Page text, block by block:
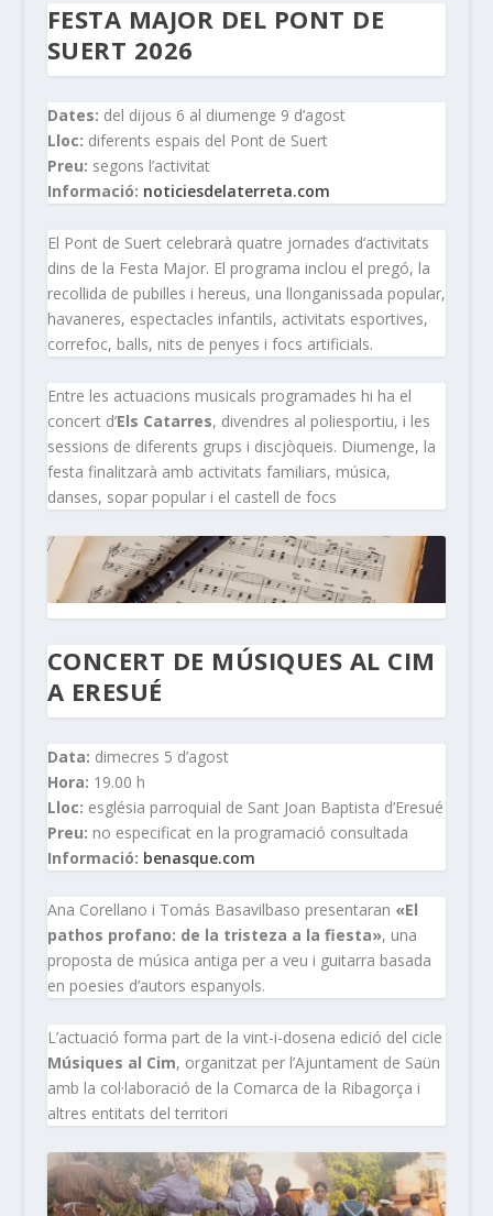
FESTA MAJOR DEL PONT DE
SUERT 2026
Dates: del dijous 6 al diumenge 9 d’agost
Lloc: diferents espais del Pont de Suert
Preu: segons l’activitat
Informació: noticiesdelaterreta.com
El Pont de Suert celebrarà quatre jornades d’activitats
dins de la Festa Major. El programa inclou el pregó, la
recollida de pubilles i hereus, una llonganissada popular,
havaneres, espectacles infantils, activitats esportives,
correfoc, balls, nits de penyes i focs artificials.
Entre les actuacions musicals programades hi ha el
concert d’Els Catarres, divendres al poliesportiu, i les
sessions de diferents grups i discjòqueis. Diumenge, la
festa finalitzarà amb activitats familiars, música,
danses, sopar popular i el castell de focs
CONCERT DE MÚSIQUES AL CIM
A ERESUÉ
Data: dimecres 5 d’agost
Hora: 19.00 h
Lloc: església parroquial de Sant Joan Baptista d’Eresué
Preu: no especificat en la programació consultada
Informació: benasque.com
Ana Corellano i Tomás Basavilbaso presentaran «El
pathos profano: de la tristeza a la fiesta», una
proposta de música antiga per a veu i guitarra basada
en poesies d’autors espanyols.
L’actuació forma part de la vint-i-dosena edició del cicle
Músiques al Cim, organitzat per l’Ajuntament de Saün
amb la col·laboració de la Comarca de la Ribagorça i
altres entitats del territori